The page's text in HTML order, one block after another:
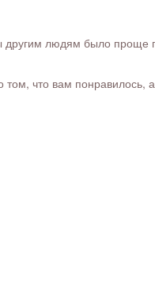
людям было проще
что вам